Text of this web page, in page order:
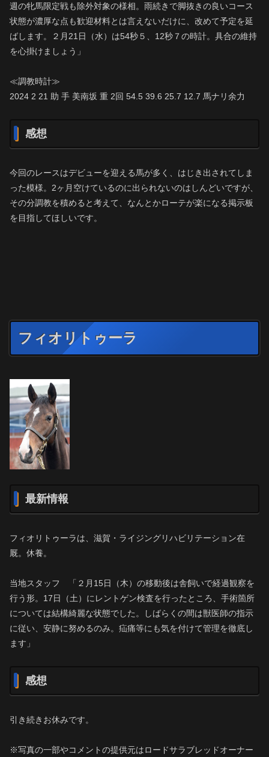
週の牝馬限定戦も除外対象の様相。雨続きで脚抜きの良いコース
状態が濃厚な点も歓迎材料とは言えないだけに、改めて予定を延
ばします。２月21日（水）は54秒５、12秒７の時計。具合の維持
を心掛けましょう」
≪調教時計≫
2024 2 21 助 手 美南坂 重 2回 54.5 39.6 25.7 12.7 馬ナリ余力
感想
今回のレースはデビューを迎える馬が多く、はじき出されてしま
った模様。2ヶ月空けているのに出られないのはしんどいですが、
その分調教を積めると考えて、なんとかローテが楽になる掲示板
を目指してほしいです。
フィオリトゥーラ
最新情報
フィオリトゥーラは、滋賀・ライジングリハビリテーション在
厩。休養。
当地スタッフ 「２月15日（木）の移動後は舎飼いで経過観察を
行う形。17日（土）にレントゲン検査を行ったところ、手術箇所
については結構綺麗な状態でした。しばらくの間は獣医師の指示
に従い、安静に努めるのみ。疝痛等にも気を付けて管理を徹底し
ます」
感想
引き続きお休みです。
※写真の一部やコメントの提供元はロードサラブレッドオーナー